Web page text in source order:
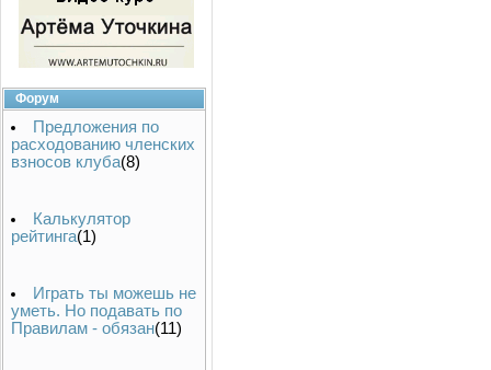
Форум
Предложения по
расходованию членских
взносов клуба(8)
Калькулятор
рейтинга(1)
Играть ты можешь не
уметь. Но подавать по
Правилам - обязан(11)